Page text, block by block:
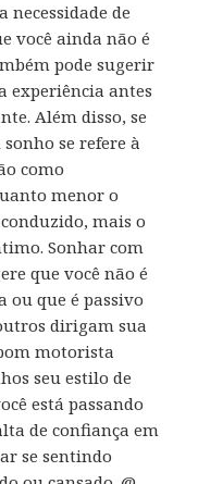
necessidade de
você ainda não é
pode sugerir
experiência antes
Além disso, se
se refere à
como
menor o
mais o
Sonhar com
que você não é
ou que é passivo
dirigam sua
motorista
seu estilo de
está passando
de confiança em
se sentindo